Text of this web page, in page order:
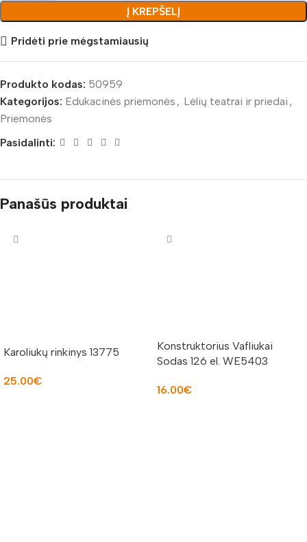
Į KREPŠELĮ
Pridėti prie mėgstamiausių
Produkto kodas: 50959
Kategorijos: Edukacinės priemonės , Lėlių teatrai ir priedai ,
Priemonės
Pasidalinti:
Panašūs produktai
Karoliukų rinkinys 13775
25.00€
Konstruktorius Vafliukai
Sodas 126 el. WE5403
16.00€